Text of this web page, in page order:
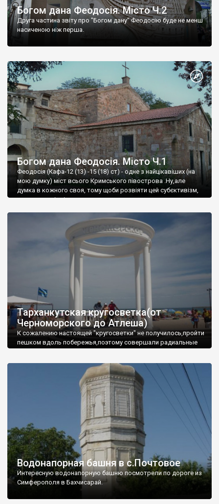
Богом дана Феодосія. Місто Ч.2
Друга частина звіту про "Богом дану" Феодосію буде не менш
насиченою ніж перша.
Богом дана Феодосія. Місто Ч.1
Феодосія (Кафа-12 (13) -15 (18) ст) - одне з найцікавіших (на
мою думку) міст всього Кримського півострова .Ну,але
думка в кожного своя, тому щоби розвіяти цей субєктивізм,
запрошую відвідати це
Тарханкутская кругосветка(от
Черноморского до Атлеша)
К сожалению настоящей "кругосветки" не получилось,пройти
пешком вдоль побережья,поэтому совершали радиальные
Водонапорная башня в с.Почтовое
Интересную водонапорную башню посмотрели по дороге из
Симферополя в Бахчисарай.